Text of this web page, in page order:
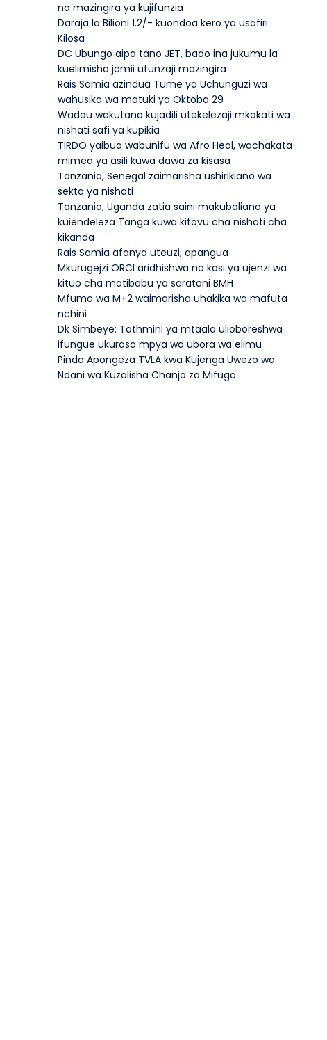
na mazingira ya kujifunzia
Daraja la Bilioni 1.2/- kuondoa kero ya usafiri
Kilosa
DC Ubungo aipa tano JET, bado ina jukumu la
kuelimisha jamii utunzaji mazingira
Rais Samia azindua Tume ya Uchunguzi wa
wahusika wa matuki ya Oktoba 29
Wadau wakutana kujadili utekelezaji mkakati wa
nishati safi ya kupikia
TIRDO yaibua wabunifu wa Afro Heal, wachakata
mimea ya asili kuwa dawa za kisasa
Tanzania, Senegal zaimarisha ushirikiano wa
sekta ya nishati
Tanzania, Uganda zatia saini makubaliano ya
kuiendeleza Tanga kuwa kitovu cha nishati cha
kikanda
Rais Samia afanya uteuzi, apangua
Mkurugejzi ORCI aridhishwa na kasi ya ujenzi wa
kituo cha matibabu ya saratani BMH
Mfumo wa M+2 waimarisha uhakika wa mafuta
nchini
Dk Simbeye: Tathmini ya mtaala ulioboreshwa
ifungue ukurasa mpya wa ubora wa elimu
Pinda Apongeza TVLA kwa Kujenga Uwezo wa
Ndani wa Kuzalisha Chanjo za Mifugo